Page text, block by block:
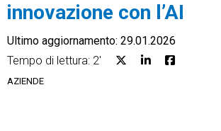
innovazione con l’AI
Ultimo aggiornamento: 29.01.2026
Tempo di lettura: 2'
AZIENDE